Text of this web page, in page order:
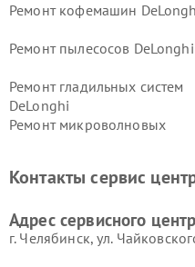
Ремонт кофемашин
Ремонт пылесосов DeLonghi
Ремонт гладильных систем
DeLonghi
Ремонт микроволновых
DeLonghi
Контакты сервис
Адрес сервисного
г. Челябинск, ул.